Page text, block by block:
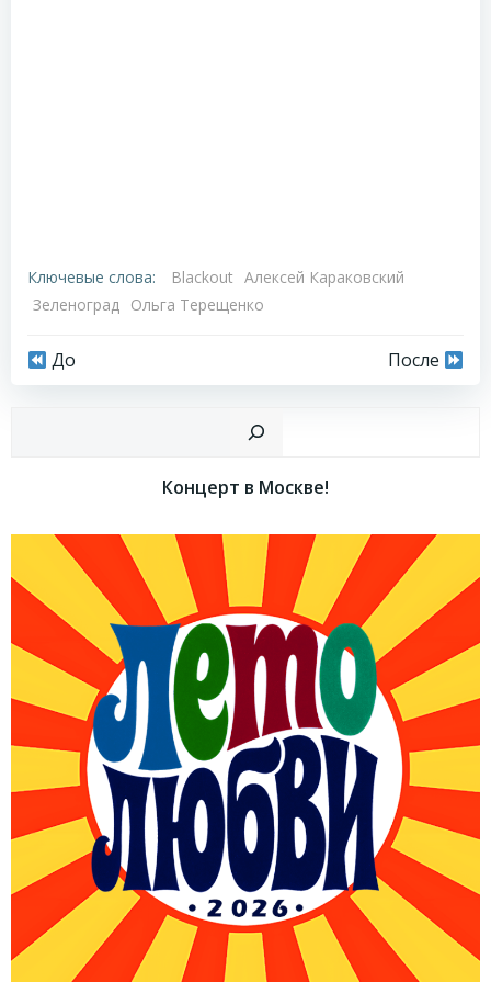
Ключевые слова: Blackout Алексей Караковский
Зеленоград Ольга Терещенко
Навигация
записям
До
Навигация
по
записям
После
Концерт в Москве!